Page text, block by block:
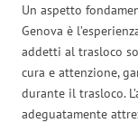
Un aspetto
Genova è
addetti al trasloco
cura e attenzione,
durante il trasloco.
adeguatamente